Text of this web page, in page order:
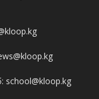
school@kloop.kg